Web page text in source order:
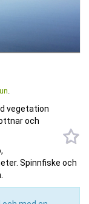
.
vegetation
och
Spinnfiske och